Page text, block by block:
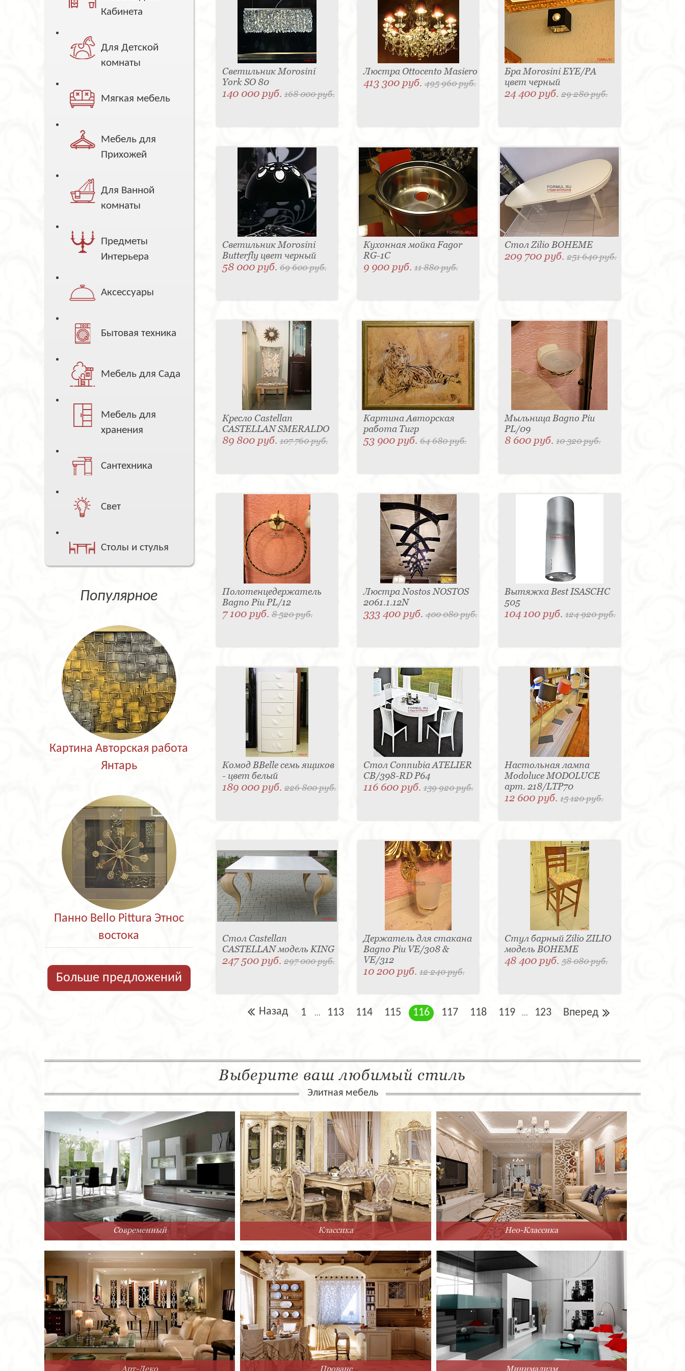
Кабинета
Для Детской
комнаты
Мягкая мебель
Мебель для
Прихожей
Для Ванной
комнаты
Предметы
Интерьера
Аксессуары
Бытовая техника
Мебель для Сада
Мебель для
хранения
Сантехника
Свет
Столы и стулья
Популярное
Картина Авторская работа
Янтарь
Панно Bello Pittura Этнос
востока
Больше предложений
Светильник Morosini
York SO 80
140 000 руб.168 000 руб.
Люстра Ottocento Masiero
413 300 руб. 495 960 руб.
Бра Morosini EYE/PA
цвет черный
24 400 руб.29 280 руб.
Светильник Morosini
Butterfly цвет черный
58 000 руб.69 600 руб.
Кухонная мойка Fagor
RG-1C
9 900 руб. 11 880 руб.
Стол Zilio BOHEME
209 700 руб.251 640 руб.
Кресло Castellan
CASTELLAN SMERALDO
89 800 руб.107 760 руб.
Картина Авторская
работа Тигр
53 900 руб. 64 680 руб.
Мыльница Bagno Piu
PL/09
8 600 руб.10 320 руб.
Полотенцедержатель
Bagno Piu PL/12
7 100 руб.8 520 руб.
Люстра Nostos NOSTOS
2061.1.12N
333 400 руб. 400 080 руб.
Вытяжка Best ISASCHC
505
104 100 руб.124 920 руб.
Комод BBelle семь ящиков
- цвет белый
189 000 руб.226 800 руб.
Стол Connubia ATELIER
CB/398-RD P64
116 600 руб. 139 920 руб.
Настольная лампа
Modoluce MODOLUCE
арт. 218/LTP70
12 600 руб.15 120 руб.
Стол Castellan
CASTELLAN модель KING
247 500 руб.297 000 руб.
Держатель для стакана
Bagno Piu VE/308 &
VE/312
10 200 руб. 12 240 руб.
Стул барный Zilio ZILIO
модель BOHEME
48 400 руб.58 080 руб.
Назад 1 ... 113 114 115 116 117 118 119 ... 123 Вперед
Выберите ваш любимый стиль
Элитная мебель
Современный Классика Нео-Классика
Арт-Деко Прованс Минимализм